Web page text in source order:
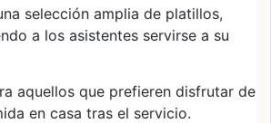
selección amplia de platillos,
a los asistentes servirse a su
aquellos que prefieren disfrutar de
en casa tras el servicio.